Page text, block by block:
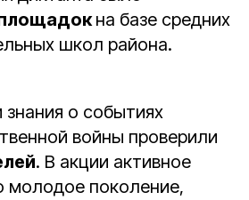
на базе средних
школ района.
знания о событиях
войны проверили
. В акции активное
молодое поколение,